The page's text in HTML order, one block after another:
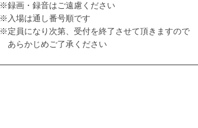
※録画・録音はご遠慮ください
※入場は通し番号順です
※定員になり次第、受付を終了させて頂きますので
あらかじめご了承ください